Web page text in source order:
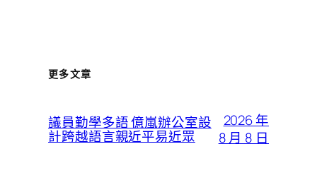
更多文章
議員勤學多語 億嵐辦公室設
計跨越語言親近平易近眾
2026 年
8 月 8 日